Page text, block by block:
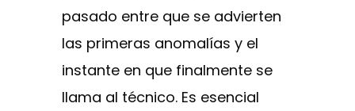
pasado entre que se advierten
las primeras anomalías y el
instante en que finalmente se
llama al técnico. Es esencial